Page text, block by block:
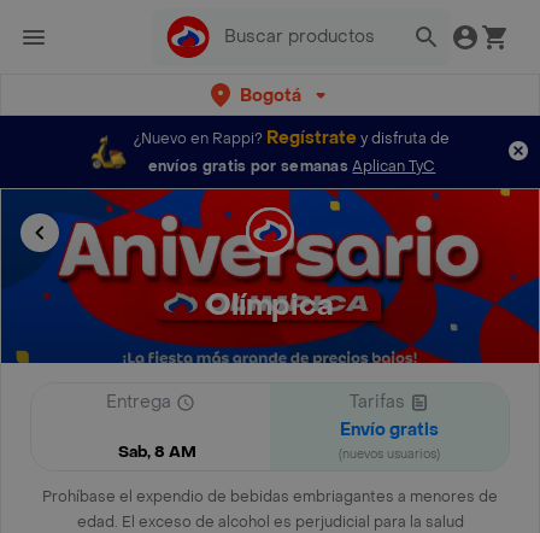
Bogotá
¿Nuevo en Rappi? Regístratey disfruta de
envíos gratis por semanas Aplican TyC
Olímpica
Entrega
Sab, 8 AM
Tarifas
Envío gratis
(nuevos usuarios)
Prohíbase el expendio de bebidas embriagantes a menores de
edad. El exceso de alcohol es perjudicial para la salud